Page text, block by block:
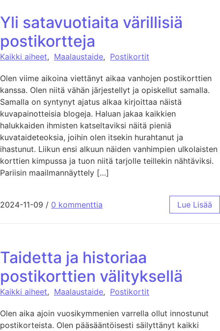
Yli satavuotiaita värillisiä
postikortteja
Kaikki aiheet, Maalaustaide, Postikortit
Olen viime aikoina viettänyt aikaa vanhojen postikorttien
kanssa. Olen niitä vähän järjestellyt ja opiskellut samalla.
Samalla on syntynyt ajatus alkaa kirjoittaa näistä
kuvapainotteisia blogeja. Haluan jakaa kaikkien
halukkaiden ihmisten katseltaviksi näitä pieniä
kuvataideteoksia, joihin olen itsekin hurahtanut ja
ihastunut. Liikun ensi alkuun näiden vanhimpien ulkolaisten
korttien kimpussa ja tuon niitä tarjolle teillekin nähtäviksi.
Pariisin maailmannäyttely […]
2024-11-09 / 0 kommenttia Lue Lisää
Taidetta ja historiaa
postikorttien välityksellä
Kaikki aiheet, Maalaustaide, Postikortit
Olen aika ajoin vuosikymmenien varrella ollut innostunut
postikorteista. Olen pääsääntöisesti säilyttänyt kaikki